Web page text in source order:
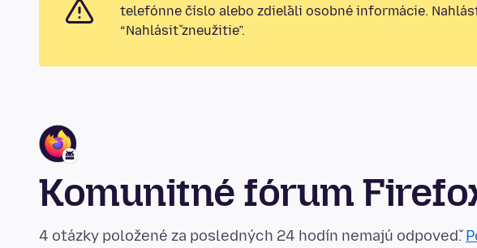
telefónne číslo alebo zdieľali osobné informácie.
“Nahlásiť zneužitie”.
Komunitné fórum
4 otázky položené za posledných 24 hodín nemajú odpoveď.